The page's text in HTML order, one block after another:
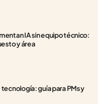
IA sin equipo técnico:
y área
guía para PMs y